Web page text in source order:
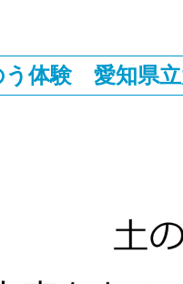
う体験 愛知県立